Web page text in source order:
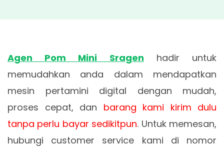
Agen Pom Mini Sragen hadir untuk
memudahkan anda dalam mendapatkan
mesin pertamini digital dengan mudah,
proses cepat, dan barang kami kirim dulu
tanpa perlu bayar sedikitpun. Untuk memesan,
hubungi customer service kami di nomor